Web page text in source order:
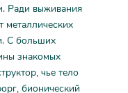
Ради выживания
С больших
знакомых
чье тело
бионический